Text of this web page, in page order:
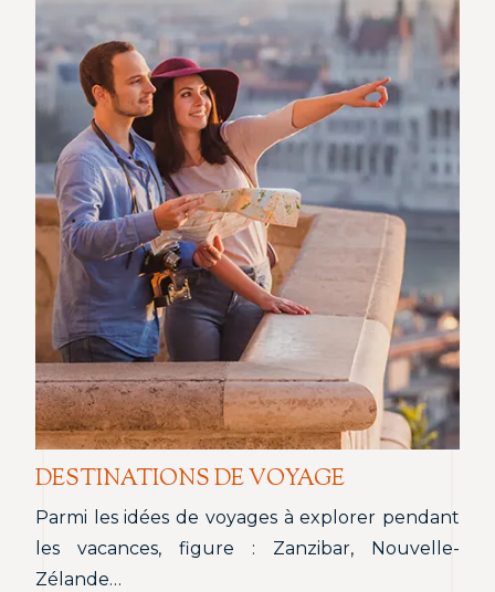
DESTINATIONS DE VOYAGE
Parmi les idées de voyages à explorer pendant
les vacances, figure : Zanzibar, Nouvelle-
Zélande…